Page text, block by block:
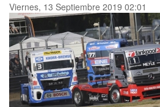
Viernes, 13 Septiembre 2019 02:01